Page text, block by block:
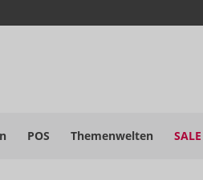
POS Themenwelten SALE